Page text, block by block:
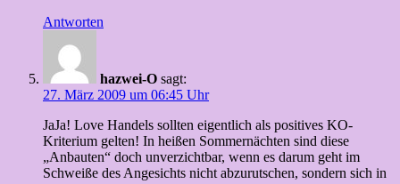
Antworten
hazwei-O sagt:
27. März 2009 um 06:45 Uhr
JaJa! Love Handels sollten eigentlich als positives KO-
Kriterium gelten! In heißen Sommernächten sind diese
„Anbauten“ doch unverzichtbar, wenn es darum geht im
Schweiße des Angesichts nicht abzurutschen, sondern sich in